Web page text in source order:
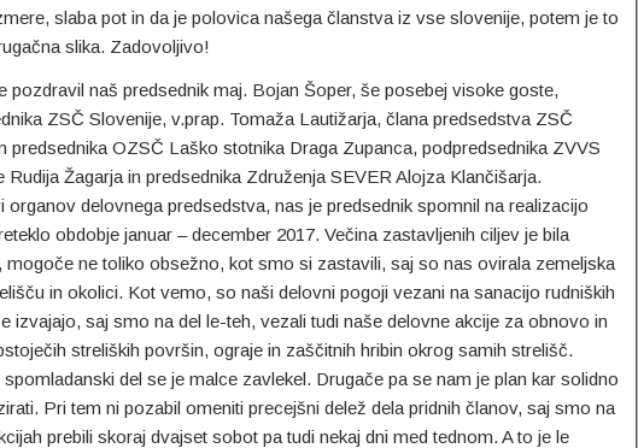
slaba pot in da je polovica našega članstva iz vse slovenije, potem je to
slika. Zadovoljivo!
pozdravil naš predsednik maj. Bojan Šoper, še posebej visoke goste,
ZSČ Slovenije, v.prap. Tomaža Lautižarja, člana predsedstva ZSČ
predsednika OZSČ Laško stotnika Draga Zupanca, podpredsednika ZVVS
Rudija Žagarja in predsednika Združenja SEVER Alojza Klančišarja.
organov delovnega predsedstva, nas je predsednik spomnil na realizacijo
obdobje januar – december 2017. Večina zastavljenih ciljev je bila
mogoče ne toliko obsežno, kot smo si zastavili, saj so nas ovirala zemeljska
in okolici. Kot vemo, so naši delovni pogoji vezani na sanacijo rudniških
izvajajo, saj smo na del le-teh, vezali tudi naše delovne akcije za obnovo in
streliških površin, ograje in zaščitnih hribin okrog samih strelišč.
del se je malce zavlekel. Drugače pa se nam je plan kar solidno
Pri tem ni pozabil omeniti precejšni delež dela pridnih članov, saj smo na
prebili skoraj dvajset sobot pa tudi nekaj dni med tednom. A to je le